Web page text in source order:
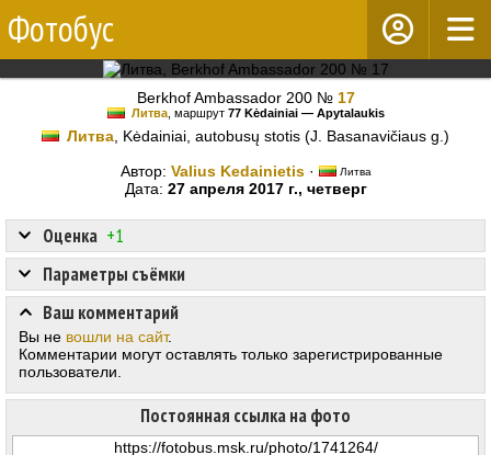
Фотобус
Berkhof Ambassador 200 № 17
Литва, маршрут 77 Kėdainiai — Apytalaukis
Литва , Kėdainiai, autobusų stotis (J. Basanavičiaus g.)
Автор: Valius Kedainietis· Литва
Дата: 27 апреля 2017 г., четверг
Оценка +1
Постоянная ссылка на фото
Параметры съёмки
Ваш комментарий
Вы не вошли на сайт.
Комментарии могут оставлять только зарегистрированные
пользователи.